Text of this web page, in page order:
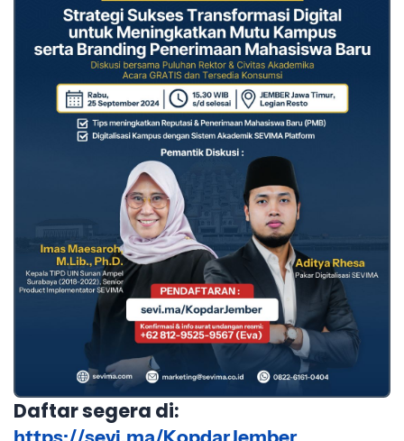
Daftar segera di: